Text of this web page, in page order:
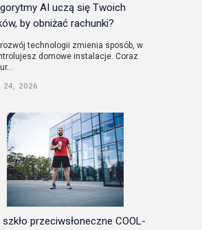
AI uczą się Twoich
by obniżać rachunki?
technologii zmienia sposób, w
domowe instalacje. Coraz
24, 2026
przeciwsłoneczne COOL-